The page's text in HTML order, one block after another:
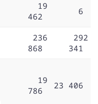
19
462
6
236
868
292
341
19
786
23 406